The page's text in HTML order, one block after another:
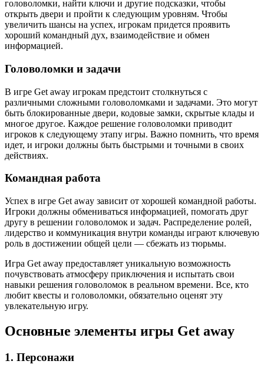
головоломки, найти ключи и другие подсказки, чтобы
открыть двери и пройти к следующим уровням. Чтобы
увеличить шансы на успех, игрокам придется проявить
хороший командный дух, взаимодействие и обмен
информацией.
Головоломки и задачи
В игре Get away игрокам предстоит столкнуться с
различными сложными головоломками и задачами. Это могут
быть блокированные двери, кодовые замки, скрытые клады и
многое другое. Каждое решение головоломки приводит
игроков к следующему этапу игры. Важно помнить, что время
идет, и игроки должны быть быстрыми и точными в своих
действиях.
Командная работа
Успех в игре Get away зависит от хорошей командной работы.
Игроки должны обмениваться информацией, помогать друг
другу в решении головоломок и задач. Распределение ролей,
лидерство и коммуникация внутри команды играют ключевую
роль в достижении общей цели — сбежать из тюрьмы.
Игра Get away предоставляет уникальную возможность
почувствовать атмосферу приключения и испытать свои
навыки решения головоломок в реальном времени. Все, кто
любит квесты и головоломки, обязательно оценят эту
увлекательную игру.
Основные элементы игры Get away
1. Персонажи